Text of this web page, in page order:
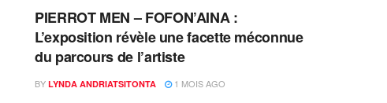
PIERROT MEN – FOFON’AINA :
L’exposition révèle une facette méconnue
du parcours de l’artiste
BY LYNDA ANDRIATSITONTA 1 MOIS AGO